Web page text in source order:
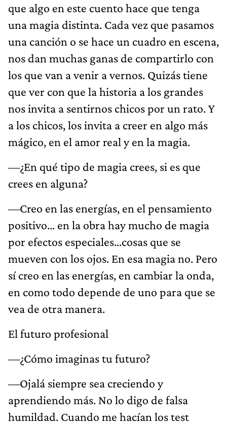
que algo en este cuento hace que tenga
una magia distinta. Cada vez que pasamos
una canción o se hace un cuadro en escena,
nos dan muchas ganas de compartirlo con
los que van a venir a vernos. Quizás tiene
que ver con que la historia a los grandes
nos invita a sentirnos chicos por un rato. Y
a los chicos, los invita a creer en algo más
mágico, en el amor real y en la magia.
—¿En qué tipo de magia crees, si es que
crees en alguna?
—Creo en las energías, en el pensamiento
positivo… en la obra hay mucho de magia
por efectos especiales…cosas que se
mueven con los ojos. En esa magia no. Pero
sí creo en las energías, en cambiar la onda,
en como todo depende de uno para que se
vea de otra manera.
El futuro profesional
—¿Cómo imaginas tu futuro?
—Ojalá siempre sea creciendo y
aprendiendo más. No lo digo de falsa
humildad. Cuando me hacían los test